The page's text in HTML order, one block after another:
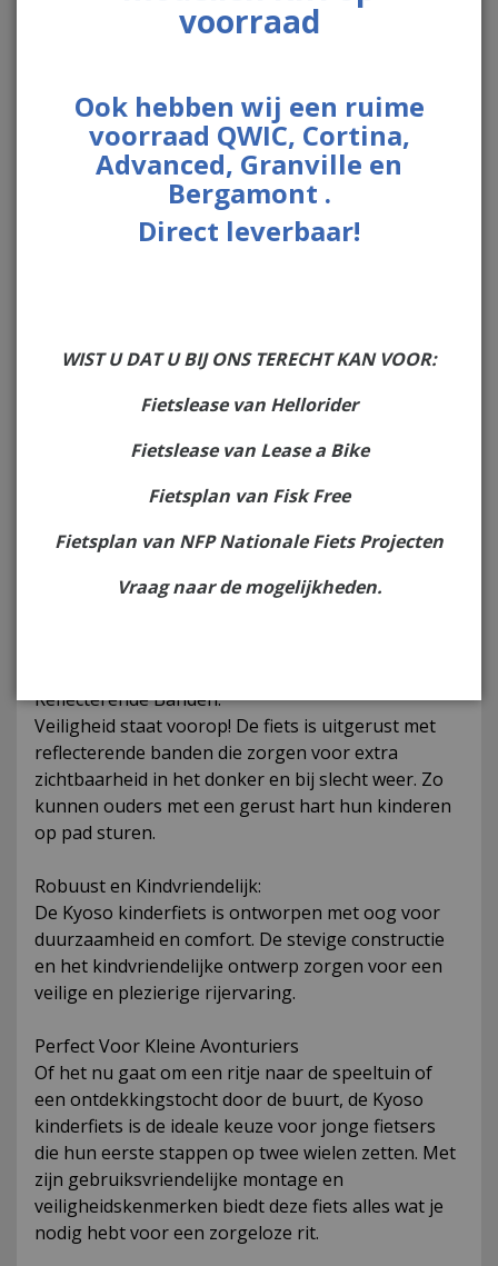
Verzenden of direct af te halen in de winkel.
Interesse?
Omschrijving
ideaal voor de eerste fietsavonturen van je kleintje!
Reflecterende Banden:
Veiligheid staat voorop! De fiets is uitgerust met
reflecterende banden die zorgen voor extra
zichtbaarheid in het donker en bij slecht weer. Zo
kunnen ouders met een gerust hart hun kinderen
op pad sturen.
Robuust en Kindvriendelijk:
De Kyoso kinderfiets is ontworpen met oog voor
duurzaamheid en comfort. De stevige constructie
en het kindvriendelijke ontwerp zorgen voor een
veilige en plezierige rijervaring.
Perfect Voor Kleine Avonturiers
Of het nu gaat om een ritje naar de speeltuin of
een ontdekkingstocht door de buurt, de Kyoso
kinderfiets is de ideale keuze voor jonge fietsers
die hun eerste stappen op twee wielen zetten. Met
zijn gebruiksvriendelijke montage en
veiligheidskenmerken biedt deze fiets alles wat je
nodig hebt voor een zorgeloze rit.
voorraad
Ook hebben wij een ruime
voorraad QWIC, Cortina,
Advanced, Granville en
Bergamont .
Direct leverbaar!
WIST U DAT U BIJ ONS TERECHT KAN VOOR:
Fietslease van Hellorider
Fietslease van Lease a Bike
Fietsplan van Fisk Free
Fietsplan van NFP Nationale Fiets Projecten
Vraag naar de mogelijkheden.